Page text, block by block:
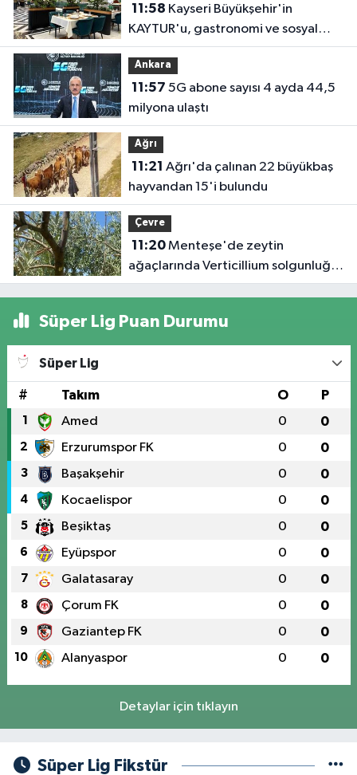
11:58
KAYTUR'u, gastronomi ve sosyal
yaşamın güçlü adresi
Ankara
11:57
milyona ulaştı
Ağrı
11:21
hayvandan 15'i bulundu
Çevre
11:20Menteşe'de zeytin
ağaçlarında Verticillium solgunluğu
kontrolleri yapıldı
Süper Lig Puan Durumu
Süper Lig
# Takım O P
1 Amed 0 0
2 Erzurumspor FK 0 0
3 Başakşehir 0 0
4 Kocaelispor 0 0
5 Beşiktaş 0 0
6 Eyüpspor 0 0
7 Galatasaray 0 0
8 Çorum FK 0 0
9 Gaziantep FK 0 0
10 Alanyaspor 0 0
Detaylar için tıklayın
Süper Lig Fikstür